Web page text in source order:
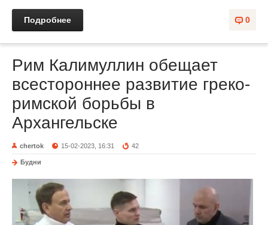
0
Подробнее
Рим Калимуллин обещает
всестороннее развитие греко-
римской борьбы в
Архангельске
chertok 15-02-2023, 16:31 42
Будни